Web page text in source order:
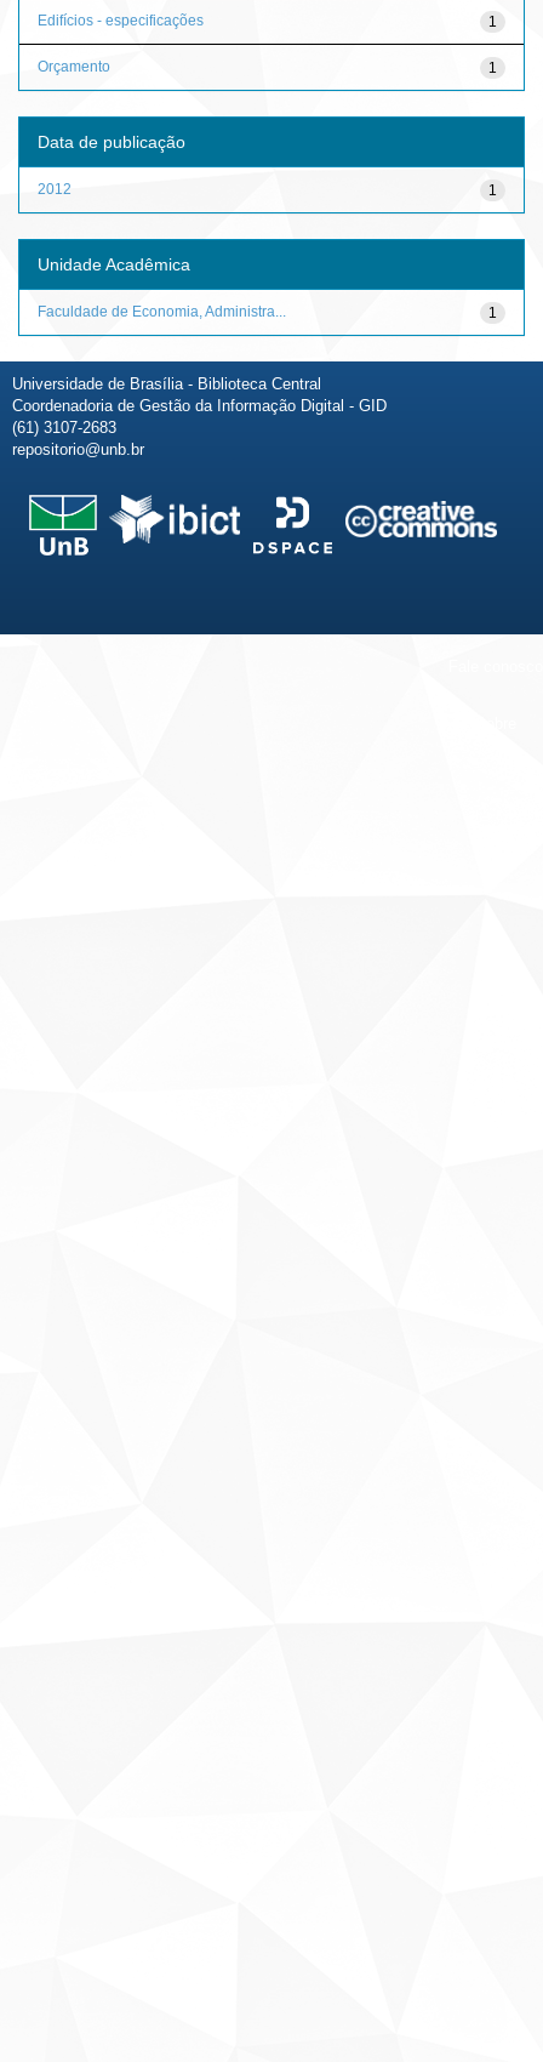
1
Edifícios - especificações
1
Orçamento
Data de publicação
1
2012
Unidade Acadêmica
1
Faculdade de Economia, Administra...
Universidade de Brasília - Biblioteca Central
Coordenadoria de Gestão da Informação Digital - GID
(61) 3107-2683
repositorio@unb.br